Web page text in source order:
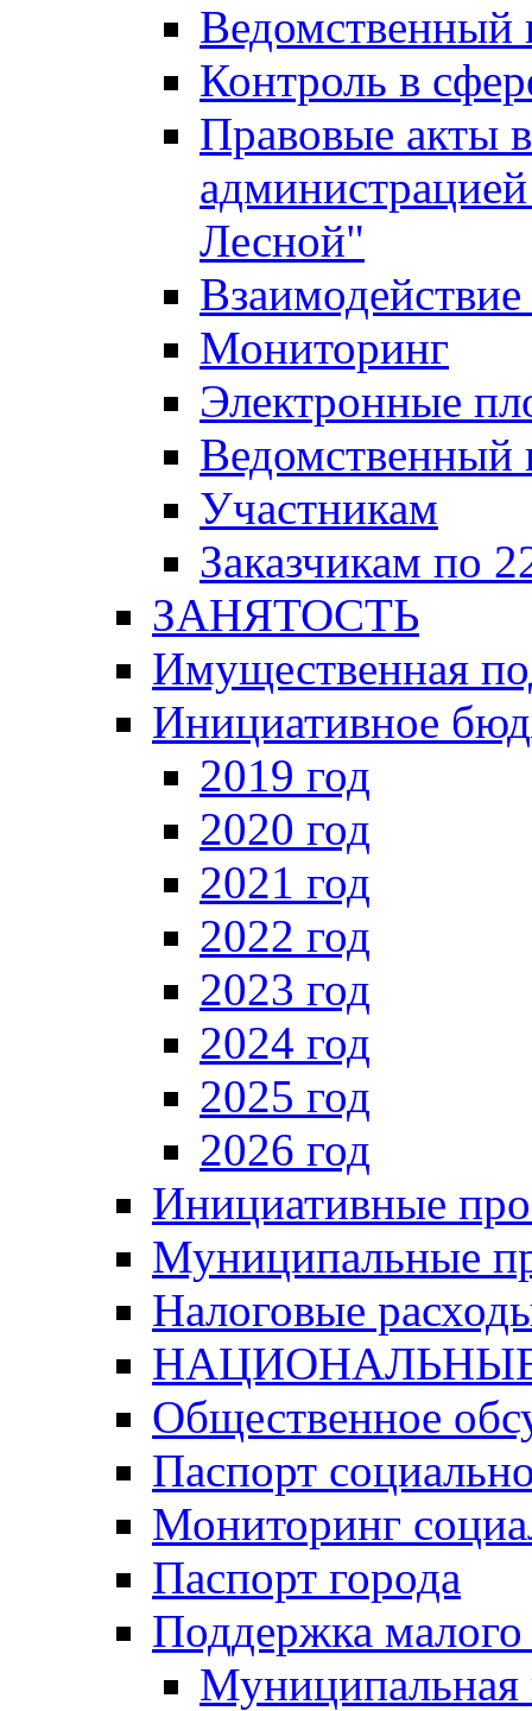
Ведомственный
Контроль в
Правовые акты
Лесной"
Мониторинг
Электронные
Ведомственный
Участникам
Заказчикам по
ЗАНЯТОСТЬ
Имущественная
Инициативное
2019 год
2020 год
2021 год
2022 год
2023 год
2024 год
2025 год
2026 год
Инициативные
Муниципальные
Налоговые
Общественное
Паспорт
Мониторинг
Паспорт города
Поддержка малого
Муниципальная